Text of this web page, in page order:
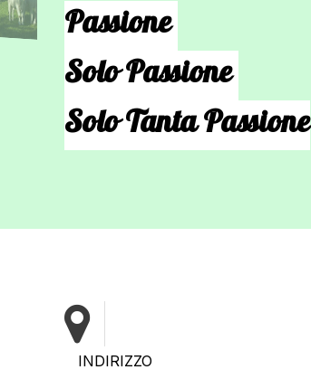
Passione
Solo Passione
Solo Tanta Passione
INDIRIZZO